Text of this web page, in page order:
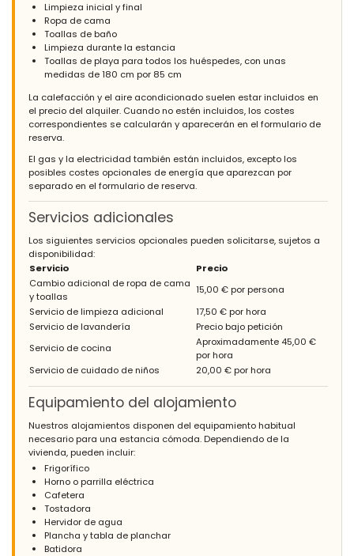
Limpieza inicial y final
Ropa de cama
Toallas de baño
Limpieza durante la estancia
Toallas de playa para todos los huéspedes, con unas
medidas de 180 cm por 85 cm
La calefacción y el aire acondicionado suelen estar incluidos en
el precio del alquiler. Cuando no estén incluidos, los costes
correspondientes se calcularán y aparecerán en el formulario de
reserva.
El gas y la electricidad también están incluidos, excepto los
posibles costes opcionales de energía que aparezcan por
separado en el formulario de reserva.
Servicios adicionales
Los siguientes servicios opcionales pueden solicitarse, sujetos a
disponibilidad:
Servicio
Precio
Cambio adicional de ropa de cama
y toallas
15,00 € por persona
Servicio de limpieza adicional
17,50 € por hora
Servicio de lavandería
Precio bajo petición
Servicio de cocina
Aproximadamente 45,00 €
por hora
Servicio de cuidado de niños
20,00 € por hora
Equipamiento del alojamiento
Nuestros alojamientos disponen del equipamiento habitual
necesario para una estancia cómoda. Dependiendo de la
vivienda, pueden incluir:
Frigorífico
Horno o parrilla eléctrica
Cafetera
Tostadora
Hervidor de agua
Plancha y tabla de planchar
Batidora